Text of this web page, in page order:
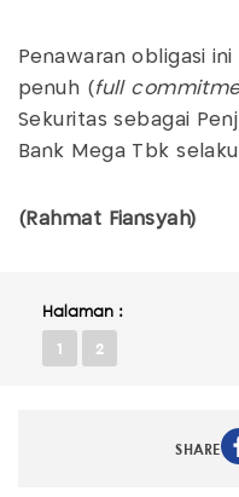
Penawaran obligasi
penuh ( full
Sekuritas sebagai
Bank Mega Tbk
(Rahmat Fiansyah)
Halaman :
1 2
SHARE